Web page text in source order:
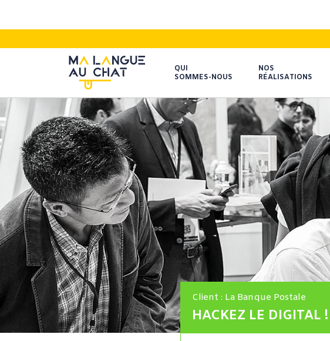
QUI
SOMMES-NOUS
NOS
RÉALISATIONS
Client : La Banque Postale
HACKEZ LE DIGITAL !